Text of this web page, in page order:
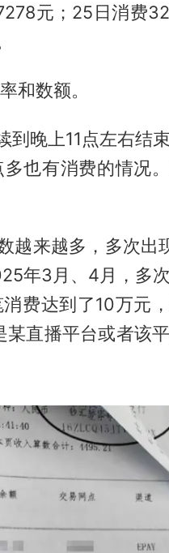
元；25日消费32
和数额。
到晚上11点左右结
也有消费的情况
越来越多，多次出
年3月、4月，多
费达到了10万元
直播平台或者该